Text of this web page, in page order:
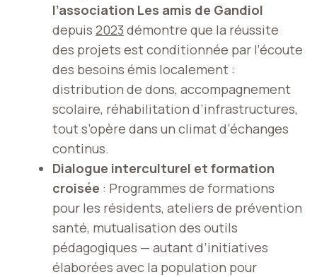
l’association Les amis de Gandiol
depuis 2023 démontre que la réussite
des projets est conditionnée par l’écoute
des besoins émis localement :
distribution de dons, accompagnement
scolaire, réhabilitation d’infrastructures,
tout s’opère dans un climat d’échanges
continus.
Dialogue interculturel et formation
croisée : Programmes de formations
pour les résidents, ateliers de prévention
santé, mutualisation des outils
pédagogiques — autant d’initiatives
élaborées avec la population pour